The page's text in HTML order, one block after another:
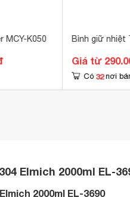
MCY-K050 Bình giữ nhiệt
Giá từ
Có 32 nơi
Elmich 2000ml EL-
2000ml EL-3690